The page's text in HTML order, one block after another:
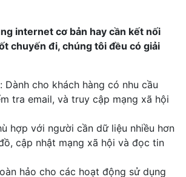
internet cơ bản hay cần kết nối
chuyến đi, chúng tôi đều có giải
Dành cho khách hàng có nhu cầu
tra email, và truy cập mạng xã hội
hợp với người cần dữ liệu nhiều hơn
cập nhật mạng xã hội và đọc tin
hảo cho các hoạt động sử dụng